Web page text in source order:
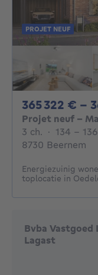
PROJET NEUF
365 322 € -
Projet neuf -
3 ch. 3 chambres
· 134 - 136
8730 Beernem
Energiezuinig
toplocatie in
Bvba Vastgoed
Lagast